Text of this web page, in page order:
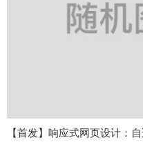
【首发】响应式网页设计：